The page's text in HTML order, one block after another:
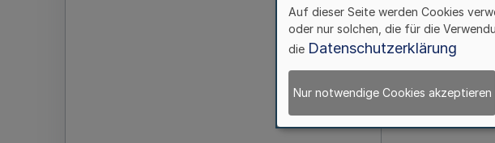
Auf dieser Seite werden Cookies
oder nur solchen, die für die
die Datenschutzerklärung
Nur notwendige Cookies akzeptieren